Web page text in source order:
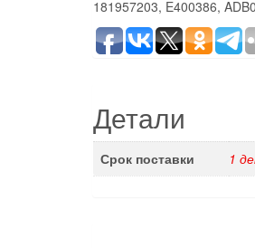
181957203, E400386,
Детали
Срок поставки 1